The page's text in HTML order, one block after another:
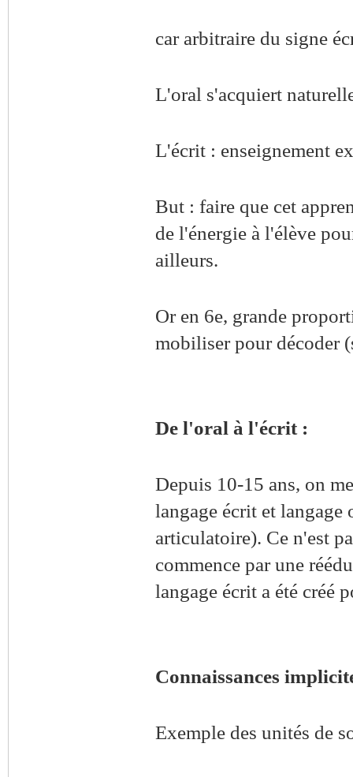
car arbitraire du signe
L'oral s'acquiert
L'écrit : enseignement
But : faire que cet
de l'énergie à l'élève
ailleurs.
Or en 6e, grande
mobiliser pour décoder
De l'oral à l'écrit :
Depuis 10-15 ans, on
langage écrit et langage
articulatoire). Ce n'est
commence par une
langage écrit a été créé
Connaissances
Exemple des unités de